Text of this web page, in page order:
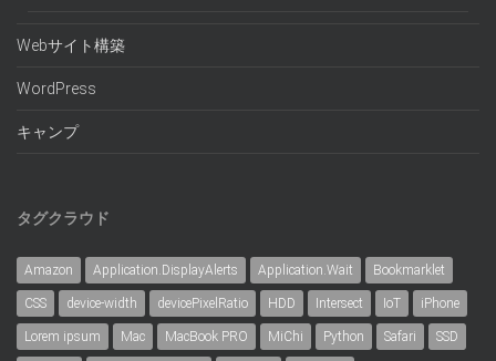
Webサイト構築
WordPress
キャンプ
タグクラウド
Amazon Application.DisplayAlerts Application.Wait Bookmarklet
CSS device-width devicePixelRatio HDD Intersect IoT iPhone
Lorem ipsum Mac MacBook PRO MiChi Python Safari SSD